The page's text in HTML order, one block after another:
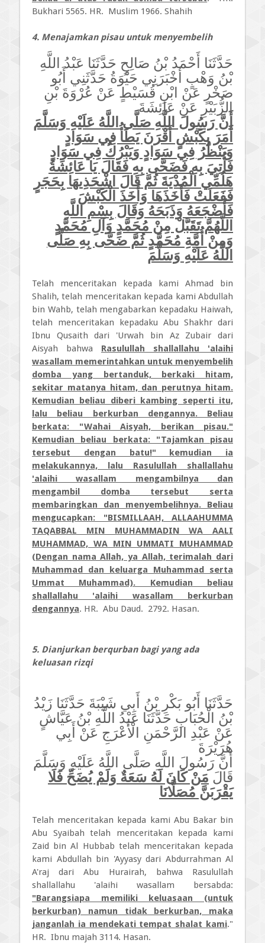
Bukhari 5565. HR. Muslim 1966. Shahih
4. Menajamkan pisau untuk menyembelih
حَدَّثَنَا أَحْمَدُ بْنُ صَالِحٍ حَدَّثَنَا عَبْدُ اللَّهِ
بْنُ وَهْبٍ أَخْبَرَنِي حَيْوَةُ حَدَّثَنِي أَبُو
صَخْرٍ عَنْ ابْنِ قُسَيْطٍ عَنْ عُرْوَةَ بْنِ
الزُّبَيْرِ عَنْ عَائِشَةَ
أَنَّ رَسُولَ اللَّهِ صَلَّى اللَّهُ عَلَيْهِ وَسَلَّمَ
أَمَرَ بِكَبْشٍ أَقْرَنَ يَطَأُ فِي سَوَادٍ
وَيَنْظُرُ فِي سَوَادٍ وَيَبْرُكُ فِي سَوَادٍ
فَأُتِيَ بِهِ فَضَحَّى بِهِ فَقَالَ يَا عَائِشَةُ
هَلُمِّي الْمُدْيَةَ ثُمَّ قَالَ اشْحَذِيهَا بِحَجَرٍ
فَفَعَلَتْ فَأَخَذَهَا وَأَخَذَ الْكَبْشَ
فَأَضْجَعَهُ وَذَبَحَهُ وَقَالَ بِسْمِ اللَّهِ
اللَّهُمَّ تَقَبَّلْ مِنْ مُحَمَّدٍ وَآلِ مُحَمَّدٍ
وَمِنْ أُمَّةِ مُحَمَّدٍ ثُمَّ ضَحَّى بِهِ صَلَّى
اللَّهُ عَلَيْهِ وَسَلَّمَ
Telah menceritakan kepada kami Ahmad bin
Shalih, telah menceritakan kepada kami Abdullah
bin Wahb, telah mengabarkan kepadaku Haiwah,
telah menceritakan kepadaku Abu Shakhr dari
Ibnu Qusaith dari 'Urwah bin Az Zubair dari
Aisyah bahwa Rasulullah shallallahu 'alaihi
wasallam memerintahkan untuk menyembelih
domba yang bertanduk, berkaki hitam,
sekitar matanya hitam, dan perutnya hitam.
Kemudian beliau diberi kambing seperti itu,
lalu beliau berkurban dengannya. Beliau
berkata: "Wahai Aisyah, berikan pisau."
Kemudian beliau berkata: "Tajamkan pisau
tersebut dengan batu!" kemudian ia
melakukannya, lalu Rasulullah shallallahu
'alaihi wasallam mengambilnya dan
mengambil domba tersebut serta
membaringkan dan menyembelihnya. Beliau
mengucapkan: "BISMILLAAH, ALLAAHUMMA
TAQABBAL MIN MUHAMMADIN WA AALI
MUHAMMAD, WA MIN UMMATI MUHAMMAD
(Dengan nama Allah, ya Allah, terimalah dari
Muhammad dan keluarga Muhammad serta
Ummat Muhammad). Kemudian beliau
shallallahu 'alaihi wasallam berkurban
dengannya. HR. Abu Daud. 2792. Hasan.
5. Dianjurkan berqurban bagi yang ada
keluasan rizqi
حَدَّثَنَا أَبُو بَكْرِ بْنُ أَبِي شَيْبَةَ حَدَّثَنَا زَيْدُ
بْنُ الْحُبَابِ حَدَّثَنَا عَبْدُ اللَّهِ بْنُ عَيَّاشٍ
عَنْ عَبْدِ الرَّحْمَنِ الْأَعْرَجِ عَنْ أَبِي
هُرَيْرَةَ
أَنَّ رَسُولَ اللَّهِ صَلَّى اللَّهُ عَلَيْهِ وَسَلَّمَ
قَالَ مَنْ كَانَ لَهُ سَعَةٌ وَلَمْ يُضَحِّ فَلَا
يَقْرَبَنَّ مُصَلَّانَا
Telah menceritakan kepada kami Abu Bakar bin
Abu Syaibah telah menceritakan kepada kami
Zaid bin Al Hubbab telah menceritakan kepada
kami Abdullah bin 'Ayyasy dari Abdurrahman Al
A'raj dari Abu Hurairah, bahwa Rasulullah
shallallahu 'alaihi wasallam bersabda:
"Barangsiapa memiliki keluasaan (untuk
berkurban) namun tidak berkurban, maka
janganlah ia mendekati tempat shalat kami."
HR. Ibnu majah 3114. Hasan.